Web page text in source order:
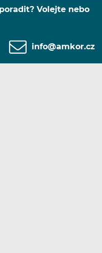
Volejte nebo
info@amkor.cz